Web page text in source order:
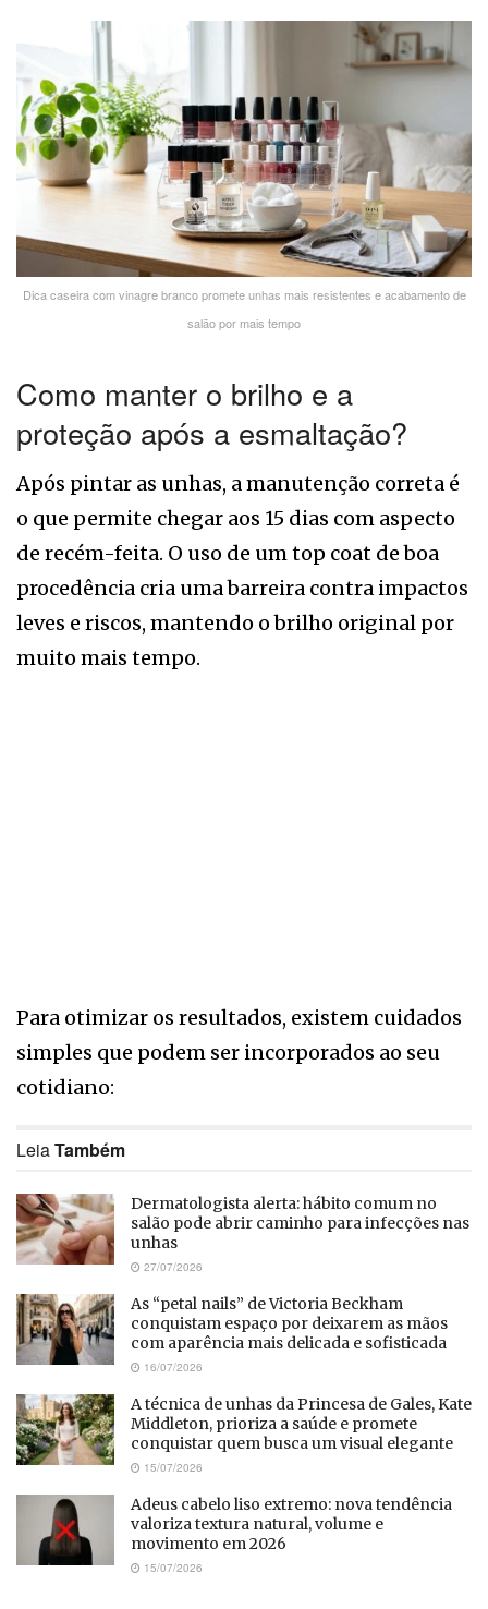
Dica caseira com vinagre branco promete unhas mais resistentes e acabamento de
salão por mais tempo
Como manter o brilho e a
proteção após a esmaltação?
Após pintar as unhas, a manutenção correta é
o que permite chegar aos 15 dias com aspecto
de recém-feita. O uso de um top coat de boa
procedência cria uma barreira contra impactos
leves e riscos, mantendo o brilho original por
muito mais tempo.
Para otimizar os resultados, existem cuidados
simples que podem ser incorporados ao seu
cotidiano:
LeiaTambém
Dermatologista alerta: hábito comum no
salão pode abrir caminho para infecções nas
unhas
27/07/2026
As “petal nails” de Victoria Beckham
conquistam espaço por deixarem as mãos
com aparência mais delicada e sofisticada
16/07/2026
A técnica de unhas da Princesa de Gales, Kate
Middleton, prioriza a saúde e promete
conquistar quem busca um visual elegante
15/07/2026
Adeus cabelo liso extremo: nova tendência
valoriza textura natural, volume e
movimento em 2026
15/07/2026